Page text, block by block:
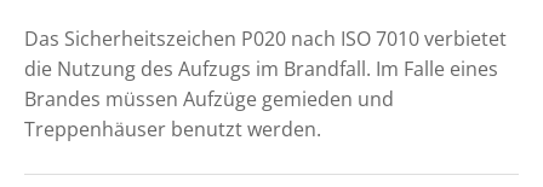
Das Sicherheitszeichen P020 nach ISO 7010 verbietet
die Nutzung des Aufzugs im Brandfall. Im Falle eines
Brandes müssen Aufzüge gemieden und
Treppenhäuser benutzt werden.